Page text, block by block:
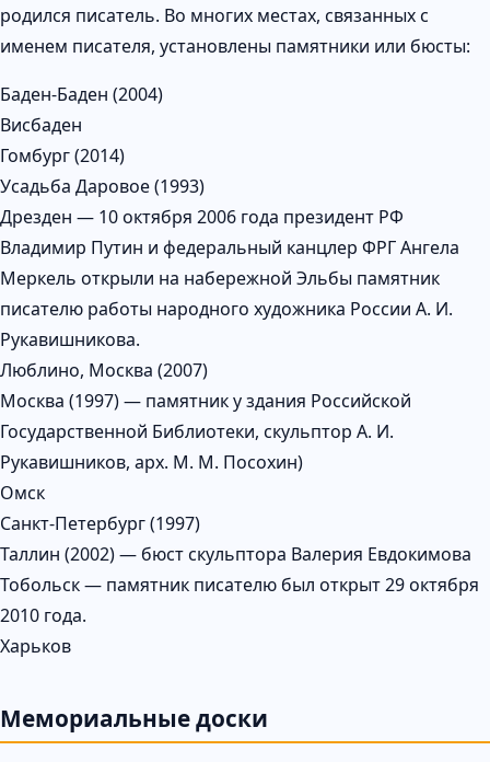
родился писатель. Во многих местах, связанных с
именем писателя, установлены памятники или бюсты:
Баден-Баден (2004)
Висбаден
Гомбург (2014)
Усадьба Даровое (1993)
Дрезден — 10 октября 2006 года президент РФ
Владимир Путин и федеральный канцлер ФРГ Ангела
Меркель открыли на набережной Эльбы памятник
писателю работы народного художника России А. И.
Рукавишникова.
Люблино, Москва (2007)
Москва (1997) — памятник у здания Российской
Государственной Библиотеки, скульптор А. И.
Рукавишников, арх. М. М. Посохин)
Омск
Санкт-Петербург (1997)
Таллин (2002) — бюст скульптора Валерия Евдокимова
Тобольск — памятник писателю был открыт 29 октября
2010 года.
Харьков
Мемориальные доски